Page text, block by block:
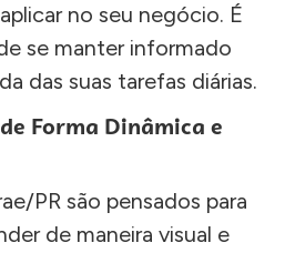
no seu negócio. É
se manter informado
das suas tarefas diárias.
Forma Dinâmica e
PR são pensados para
de maneira visual e